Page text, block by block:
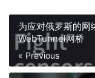
为应对俄罗斯的网
WebTunnel网桥
« Previous